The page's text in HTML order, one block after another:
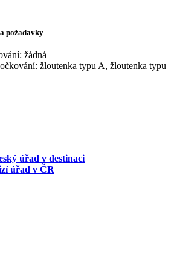
požadavky
žádná
žloutenka typu A, žloutenka typu
úřad v destinaci
úřad v ČR